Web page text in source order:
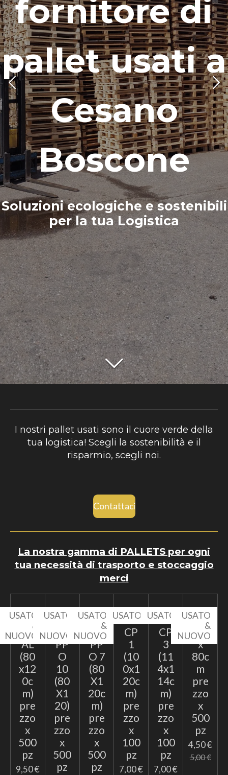
fornitore di
pallet usatia
Cesano
Boscone
Soluzioni ecologiche e sostenibili
per la tua Logistica
I nostri pallet usati sono il cuore verde della
tua logistica! Scegli la sostenibilità e il
risparmio, scegli noi.
Contattaci
La nostra gamma di PALLETS per ogni
tua necessità di trasporto e stoccaggio
merci
USATO
&
NUOVO
EP
AL
(80
x12
0c
m)
pre
zzo
x
500
pz
9,50 €
USATO
NUOVO
TA
PP
O
10
(80
X1
20)
pre
zzo
x
500
pz
USATO
&
NUOVO
TA
PP
O 7
(80
X1
20c
m)
pre
zzo
x
500
pz
USATO
CP
1
(10
0x1
20c
m)
pre
zzo
x
100
pz
7,00 €
USATO
CP
3
(11
4x1
14c
m)
pre
zzo
x
100
pz
7,00 €
USATO
&
NUOVO
60
x
80c
m
pre
zzo
x
500
pz
4,50 €
5,00 €